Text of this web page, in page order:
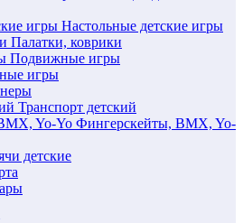
Настольные детские игры
Палатки, коврики
Подвижные игры
игры
Транспорт детский
Фингерскейты, BMX, Yo-
детские